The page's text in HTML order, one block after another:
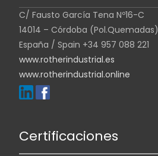
C/ Fausto García Tena Nº16-C
14014 – Córdoba (Pol.Quemadas)
España / Spain +34 957 088 221
www.rotherindustrial.es
www.rotherindustrial.online
Certificaciones